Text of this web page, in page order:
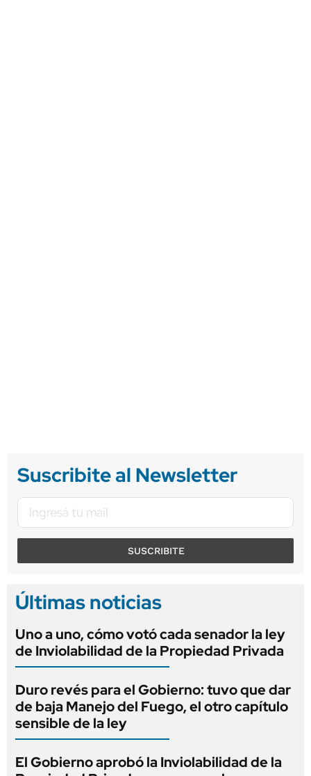
Suscribite al Newsletter
SUSCRIBITE
Últimas noticias
Uno a uno, cómo votó cada senador la ley
de Inviolabilidad de la Propiedad Privada
Duro revés para el Gobierno: tuvo que dar
de baja Manejo del Fuego, el otro capítulo
sensible de la ley
El Gobierno aprobó la Inviolabilidad de la